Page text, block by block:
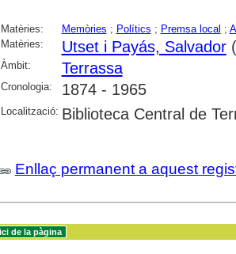
Matèries: Memòries ; Polítics ; Premsa local ;
Matèries:
Utset i Payás, Salvador
Àmbit: Terrassa
Cronologia: 1874 - 1965
Localització: Biblioteca Central de
Enllaç permanent a aquest